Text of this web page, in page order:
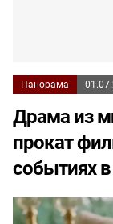
Панорама
Драма из
прокат
событиях